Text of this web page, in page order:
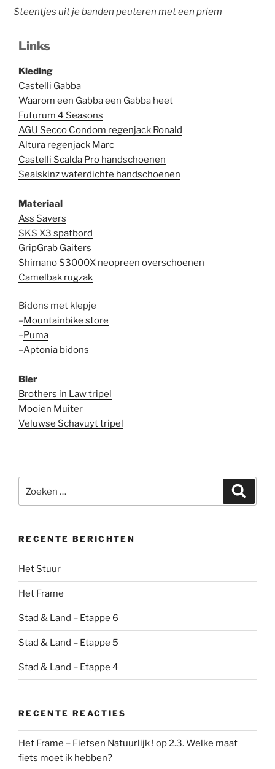
Steentjes uit je banden peuteren met een priem
Links
Kleding
Castelli Gabba
Waarom een Gabba een Gabba heet
Futurum 4 Seasons
AGU Secco Condom regenjack Ronald
Altura regenjack Marc
Castelli Scalda Pro handschoenen
Sealskinz waterdichte handschoenen
Materiaal
Ass Savers
SKS X3 spatbord
GripGrab Gaiters
Shimano S3000X neopreen overschoenen
Camelbak rugzak
Bidons met klepje
–Mountainbike store
–Puma
–Aptonia bidons
Bier
Brothers in Law tripel
Mooien Muiter
Veluwse Schavuyt tripel
naar:
RECENTE BERICHTEN
Het Stuur
Het Frame
Stad & Land – Etappe 6
Stad & Land – Etappe 5
Stad & Land – Etappe 4
RECENTE REACTIES
Het Frame – Fietsen Natuurlijk ! op2.3. Welke maat
fiets moet ik hebben?